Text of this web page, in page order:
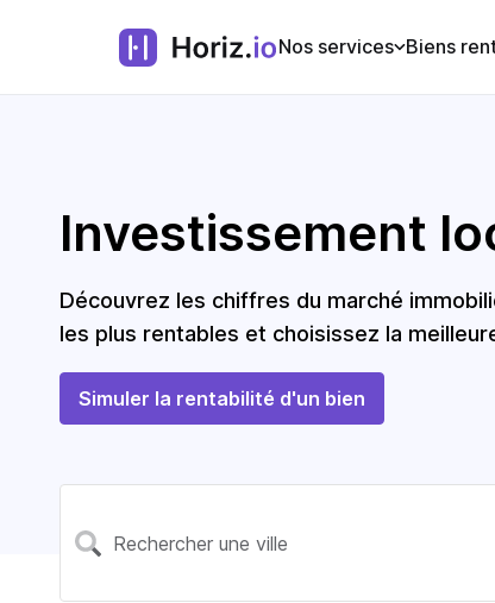
Nos services Biens
Investissement
Découvrez les chiffres du marché
les plus rentables et choisissez la
Simuler la rentabilité d'un bien